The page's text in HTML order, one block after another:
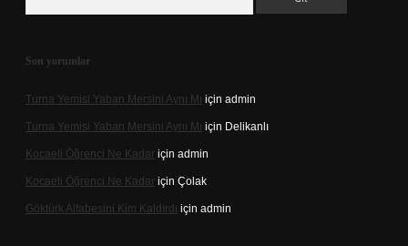
Son yorumlar
Turna Yemisi Yaban Mersini Aynı Mı için admin
Turna Yemisi Yaban Mersini Aynı Mı için Delikanlı
Kocaeli Öğrenci Ne Kadar için admin
Kocaeli Öğrenci Ne Kadar için Çolak
Göktürk Alfabesini Kim Kaldırdı için admin